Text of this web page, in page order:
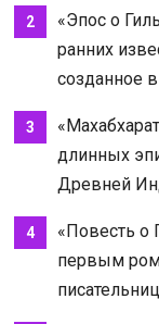
«Эпос о
ранних
созданное
длинных
Древней
«Повесть о
первым